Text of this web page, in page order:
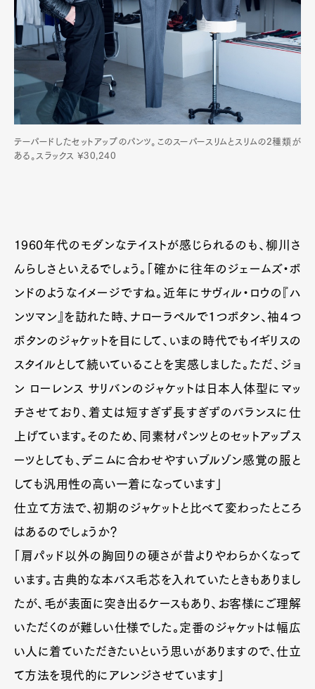
テーパードしたセットアップのパンツ。このスーパースリムとスリムの2種類が
ある。スラックス ¥30,240
1960年代のモダンなテイストが感じられるのも、柳川さ
んらしさといえるでしょう。「確かに往年のジェームズ・ボ
ンドのようなイメージですね。近年にサヴィル・ロウの『ハ
ンツマン』を訪れた時、ナローラペルで１つボタン、袖４つ
ボタンのジャケットを目にして、いまの時代でもイギリスの
スタイルとして続いていることを実感しました。ただ、ジョ
ン ローレンス サリバンのジャケットは日本人体型にマッ
チさせており、着丈は短すぎず長すぎずのバランスに仕
上げています。そのため、同素材パンツとのセットアップス
ーツとしても、デニムに合わせやすいブルゾン感覚の服と
しても汎用性の高い一着になっています」
仕立て方法で、初期のジャケットと比べて変わったところ
はあるのでしょうか？
「肩パッド以外の胸回りの硬さが昔よりやわらかくなって
います。古典的な本バス毛芯を入れていたときもありまし
たが、毛が表面に突き出るケースもあり、お客様にご理解
いただくのが難しい仕様でした。定番のジャケットは幅広
い人に着ていただきたいという思いがありますので、仕立
て方法を現代的にアレンジさせています」